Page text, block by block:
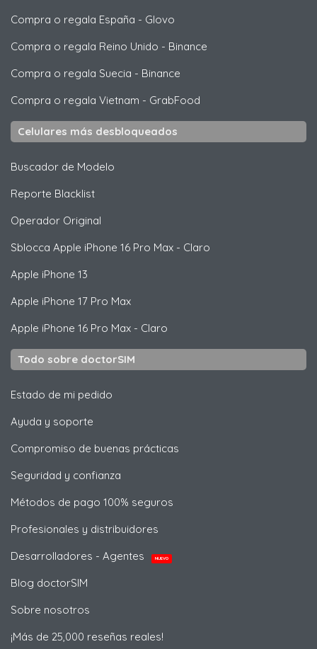
Compra o regala España - Glovo
Compra o regala Reino Unido - Binance
Compra o regala Suecia - Binance
Compra o regala Vietnam - GrabFood
Celulares más desbloqueados
Buscador de Modelo
Reporte Blacklist
Operador Original
Sblocca Apple iPhone 16 Pro Max - Claro
Apple iPhone 13
Apple iPhone 17 Pro Max
Apple iPhone 16 Pro Max - Claro
Todo sobre doctorSIM
Estado de mi pedido
Ayuda y soporte
Compromiso de buenas prácticas
Seguridad y confianza
Métodos de pago 100% seguros
Profesionales y distribuidores
Desarrolladores - Agentes
NUEVO
Blog doctorSIM
Sobre nosotros
¡Más de 25,000 reseñas reales!